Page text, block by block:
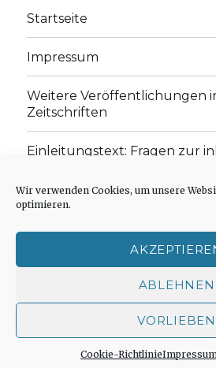
Wir verwenden Cookies, um unsere
optimieren.
ABLEHNEN
VORLIEBEN
Cookie-Richtlinie
Startseite
Impressum
Weitere Veröffentlichungen
Zeitschriften
Einleitungstext: Fragen zur
„schwachen Glaubens“
Cookie-Richtlinie (EU)
Impressum